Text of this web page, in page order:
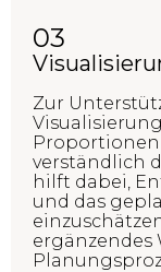
03
Zur
verständlich
hilft dabei,
und das
ergänzendes